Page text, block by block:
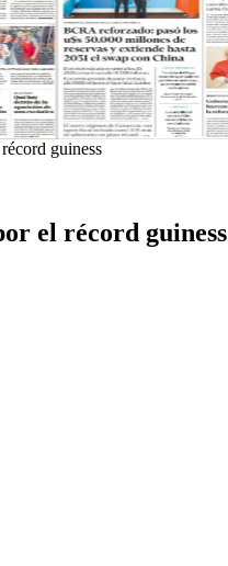
guiness
el récord guiness